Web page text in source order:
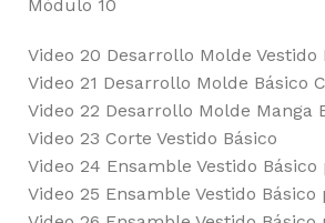
Módulo 10
Video 20 Desarrollo Molde Vestido
Video 21 Desarrollo Molde Básico
Video 22 Desarrollo Molde Manga
Video 23 Corte Vestido Básico
Video 24 Ensamble Vestido Básico
Video 25 Ensamble Vestido Básico